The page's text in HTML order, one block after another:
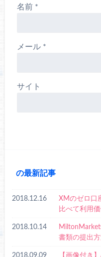
名前 *
メール *
サイト
の最新記事
2018.12.16
XMのゼロ口
比べて利用
2018.10.14
書類の提出
2018.09.09
【画像付き